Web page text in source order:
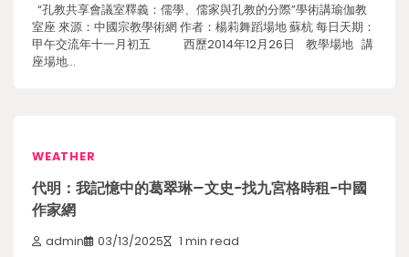
“孔教共享會議室釋義：儒學、儒家與孔教的分際”學術講瑜伽教
室座 來源：中國宗教學術網 作者：楊莉舞蹈場地 蘇杭 每日天期：
甲午交流年十一月初五 西歷2014年12月26日 教學場地 講
座場地…
WEATHER
代明：我記憶中的葛翠琳–文史-找九宮格時租-中國
作家網
admin 03/13/2025 1 min read